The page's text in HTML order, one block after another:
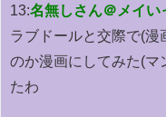
13:名無しさん＠メイい
ラブドールと交際で(漫
のか漫画にしてみた(マ
たわ